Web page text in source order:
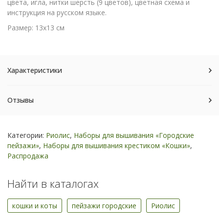
цвета, игла, нитки шерсть (9 цветов), цветная схема и
инструкция на русском языке.
Размер: 13х13 см
Характеристики
Отзывы
Категории: Риолис, Наборы для вышивания «Городские
пейзажи», Наборы для вышивания крестиком «Кошки»,
Распродажа
Найти в каталогах
кошки и коты пейзажи городские Риолис